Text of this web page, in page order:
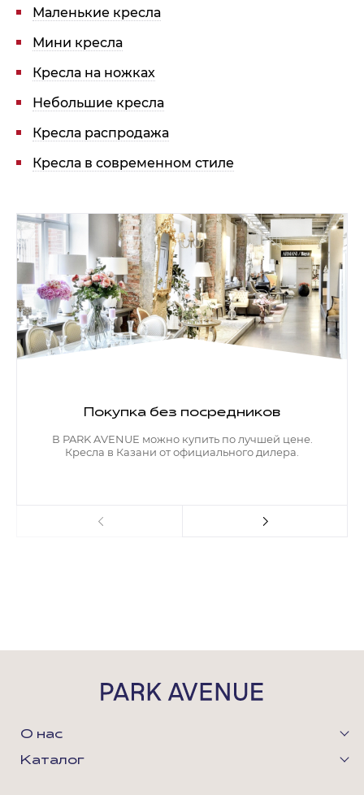
Маленькие кресла
Мини кресла
Кресла на ножках
Небольшие кресла
Кресла распродажа
Кресла в современном стиле
Покупка без посредников
В PARK AVENUE можно купить по лучшей цене.
Кресла в Казани от официального дилера.
О нас
Каталог